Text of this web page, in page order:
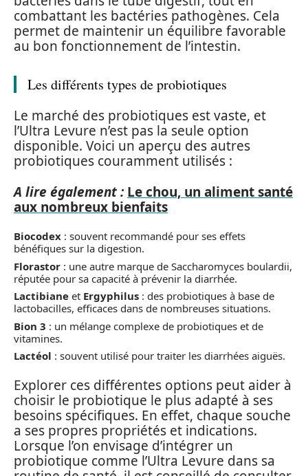
combattant les bactéries pathogènes. Cela
permet de maintenir un équilibre favorable
au bon fonctionnement de l’intestin.
Les différents types de probiotiques
Le marché des probiotiques est vaste, et
l’Ultra Levure n’est pas la seule option
disponible. Voici un aperçu des autres
probiotiques couramment utilisés :
A lire également : Le chou, un aliment santé
aux nombreux bienfaits
Biocodex : souvent recommandé pour ses effets
bénéfiques sur la digestion.
Florastor : une autre marque de Saccharomyces boulardii,
réputée pour sa capacité à prévenir la diarrhée.
Lactibiane et Ergyphilus : des probiotiques à base de
lactobacilles, efficaces dans de nombreuses situations.
Bion 3 : un mélange complexe de probiotiques et de
vitamines.
Lactéol : souvent utilisé pour traiter les diarrhées aiguës.
Explorer ces différentes options peut aider à
choisir le probiotique le plus adapté à ses
besoins spécifiques. En effet, chaque souche
a ses propres propriétés et indications.
Lorsque l’on envisage d’intégrer un
probiotique comme l’Ultra Levure dans sa